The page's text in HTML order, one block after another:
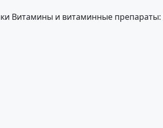
Витамины и витаминные препараты: